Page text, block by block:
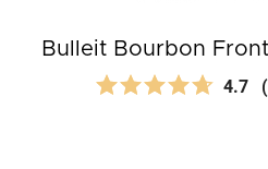
Bulleit Bourbon
4.7